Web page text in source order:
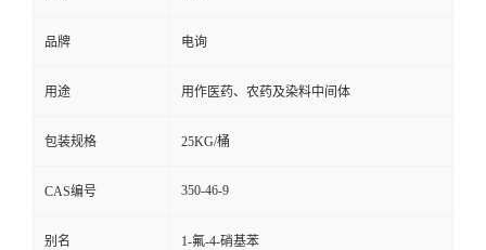
品牌 电询
用途 用作医药、农药及染料中间体
包装规格 25KG/桶
CAS编号 350-46-9
别名 1-氟-4-硝基苯